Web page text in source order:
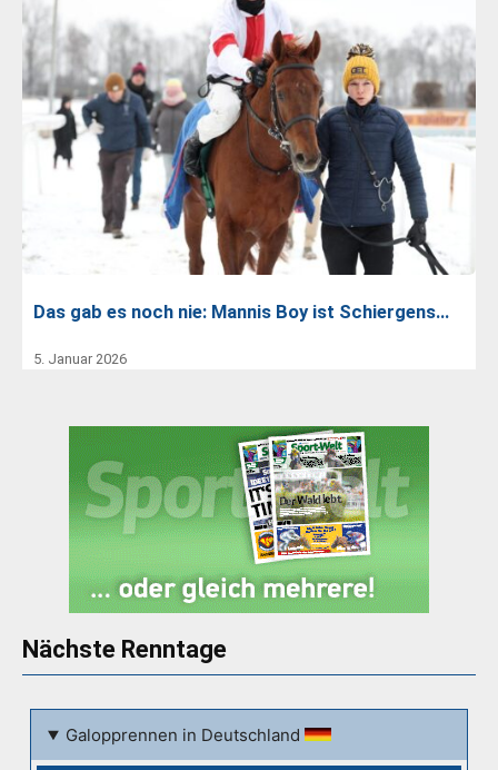
Das gab es noch nie: Mannis Boy ist Schiergens…
5. Januar 2026
Nächste Renntage
Galopprennen in Deutschland